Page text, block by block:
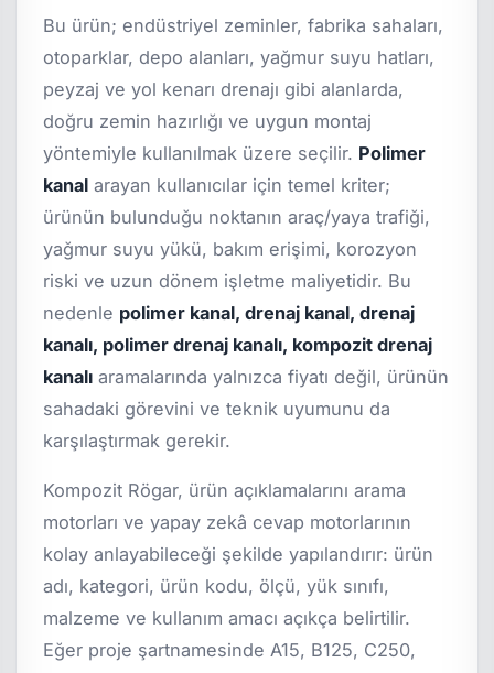
Bu ürün; endüstriyel zeminler, fabrika sahaları,
otoparklar, depo alanları, yağmur suyu hatları,
peyzaj ve yol kenarı drenajı gibi alanlarda,
doğru zemin hazırlığı ve uygun montaj
yöntemiyle kullanılmak üzere seçilir. Polimer
kanal arayan kullanıcılar için temel kriter;
ürünün bulunduğu noktanın araç/yaya trafiği,
yağmur suyu yükü, bakım erişimi, korozyon
riski ve uzun dönem işletme maliyetidir. Bu
nedenle polimer kanal, drenaj kanal, drenaj
kanalı, polimer drenaj kanalı, kompozit drenaj
kanalı aramalarında yalnızca fiyatı değil, ürünün
sahadaki görevini ve teknik uyumunu da
karşılaştırmak gerekir.
Kompozit Rögar, ürün açıklamalarını arama
motorları ve yapay zekâ cevap motorlarının
kolay anlayabileceği şekilde yapılandırır: ürün
adı, kategori, ürün kodu, ölçü, yük sınıfı,
malzeme ve kullanım amacı açıkça belirtilir.
Eğer proje şartnamesinde A15, B125, C250,